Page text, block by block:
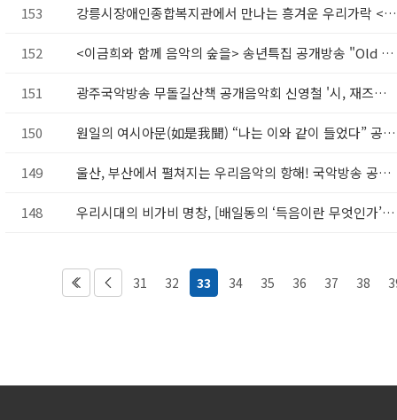
153 강릉시장애인종합복지관에서 만나는 흥겨운 우리가락 <찾아가는 국악방송> 30일 개최
152 <이금희와 함께 음악의 숲을> 송년특집 공개방송 "Old & Wise"
151 광주국악방송 무돌길산책 공개음악회 신영철 '시, 재즈로 읽다'
150 원일의 여시아문(如是我聞) “나는 이와 같이 들었다” 공개방송
149 울산, 부산에서 펼쳐지는 우리음악의 항해! 국악방송 공개음악회 <좋아海 사랑海>
148 우리시대의 비가비 명창, [배일동의 ‘득음이란 무엇인가’] 11월 고전의 숨결에서 만나다
31 32 33 34 35 36 37 38